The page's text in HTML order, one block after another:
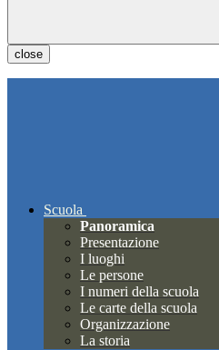
close
Scuola
Panoramica
Presentazione
I luoghi
Le persone
I numeri della scuola
Le carte della scuola
Organizzazione
La storia